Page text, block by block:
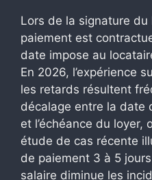
Lors de la signature
paiement est
date impose au
En 2026, l’expérience
les retards résultent
décalage entre la date
et l’échéance du loyer,
étude de cas récente
de paiement 3 à 5
salaire diminue les